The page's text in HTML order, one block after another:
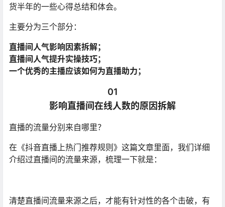
货半年的一些心得总结和体会。
主要分为三个部分：
直播间人气影响因素拆解；
直播间人气提升实操技巧；
一个优秀的主播应该如何为直播助力；
01
影响直播间在线人数的原因拆解
直播的流量分别来自哪里？
在《抖音直播上热门推荐规则》这篇文章里面，我们详细
介绍过直播间的流量来源，梳理一下就是：
清楚直播间流量来源之后，才能有针对性的各个击破，有